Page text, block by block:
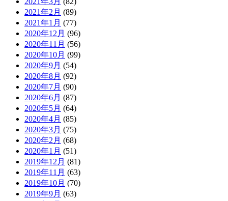
2021年2月 (89)
2021年1月 (77)
2020年12月 (96)
2020年11月 (56)
2020年10月 (99)
2020年9月 (54)
2020年8月 (92)
2020年7月 (90)
2020年6月 (87)
2020年5月 (64)
2020年4月 (85)
2020年3月 (75)
2020年2月 (68)
2020年1月 (51)
2019年12月 (81)
2019年11月 (63)
2019年10月 (70)
2019年9月 (63)